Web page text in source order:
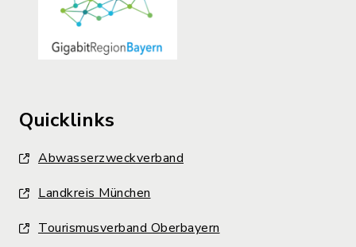
Quicklinks
Abwasserzweckverband
Landkreis München
Tourismusverband Oberbayern